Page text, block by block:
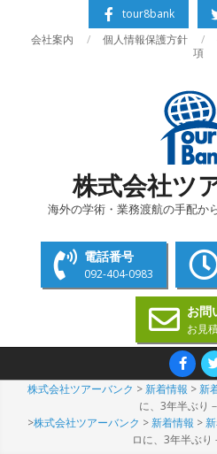
tour8bank
会社案内
個人情報保護方針
項
株式会社ツ
海外の学術・業務渡航の手配か
電話番号
092-404-0983
お問
お見
Navigation
Menu
株式会社ツアーバンク >新着情報 >新
に、3年半ぶり
>株式会社ツアーバンク >新着情報 >
ロに、3年半ぶり